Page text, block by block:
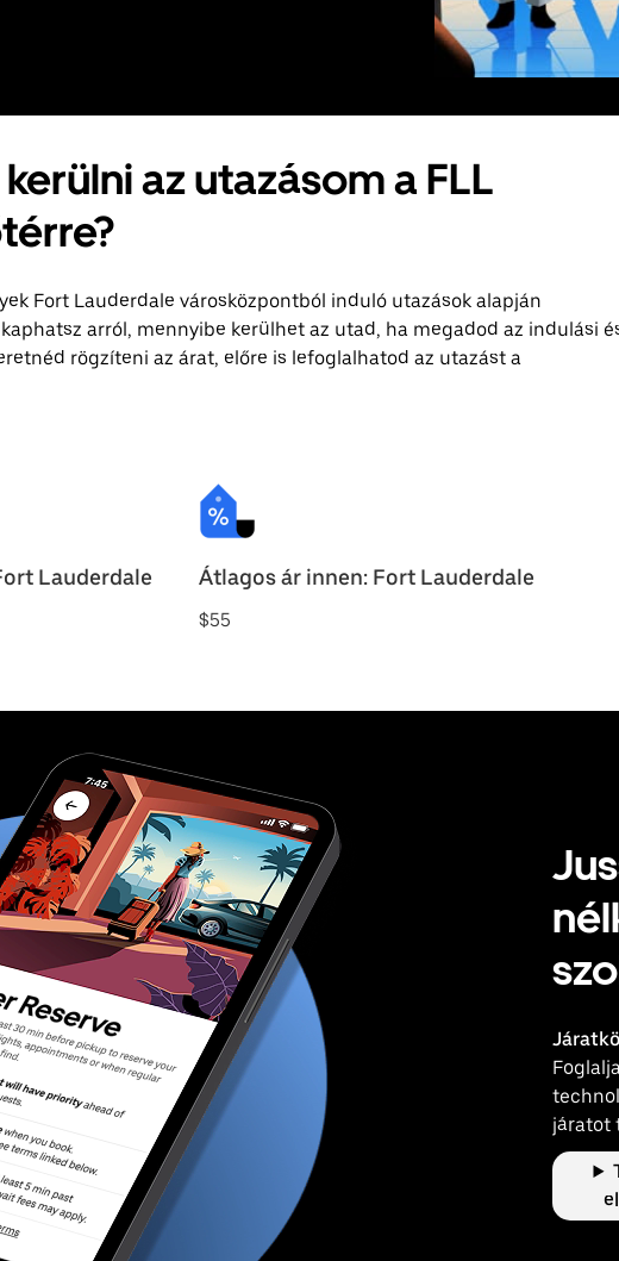
az utazásom a FLL
Fort Lauderdale városközpontból induló utazások alapján
arról, mennyibe kerülhet az utad, ha megadod az indulási
rögzíteni az árat, előre is lefoglalhatod az utazást a
Lauderdale Átlagos ár innen: Fort Lauderdale
$55
járatot